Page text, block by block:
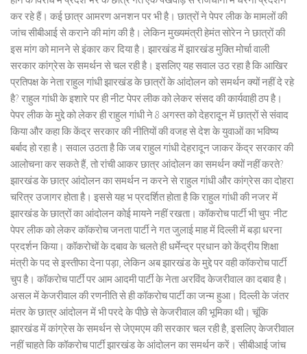
कर रहे हैं। कई छात्र आमरण अनशन पर भी है। छात्रों ने पेपर लीक के मामलों की
जांच सीबीआई से कराने की मांग की है। लेकिन मुख्यमंत्री हेमंत सोरेन ने छात्रों की
इस मांग को मानने से इंकार कर दिया है। झारखंड में झारखंड मुक्ति मोर्चा वाली
सरकार कांग्रेस के समर्थन से चल रही है। इसलिए यह सवाल उठ रहा है कि आखिर
प्रतिपक्ष के नेता राहुल गांधी झारखंड के छात्रों के आंदोलन को समर्थन क्यों नहीं दे रहे
है? राहुल गांधी के इशारे पर ही नीट पेपर लीक को लेकर संसद की कार्यवाही ठप है।
पेपर लीक के मुद्दे को लेकर ही राहुल गांधी ने 8 अगस्त को देहरादून में छात्रों से संवाद
किया और कहा कि केंद्र सरकार की नीतियों की वजह से देश के युवाओं का भविष्य
बर्बाद हो रहा है। सवाल उठता है कि जब राहुल गांधी देहरादून जाकर केंद्र सरकार की
आलोचना कर सकते हैं, तो रांची आकर छात्र आंदोलन का समर्थन क्यों नहीं करते?
झारखंड के छात्र आंदोलन का समर्थन न करने से राहुल गांधी और कांग्रेस का दोहरा
चरित्र उजागर होता है। इससे यह भ प्रदर्शित होता है कि राहुल गांधी की नजर में
झारखंड के छात्रों का आंदोलन कोई मायने नहीं रखता। कॉकरोच पार्टी भी चुप: नीट
पेपर लीक को लेकर कॉकरोच जनता पार्टी ने गत जुलाई माह में दिल्ली में बड़ा धरना
प्रदर्शन किया। कॉकरोचों के दबाव के चलते ही धर्मेन्द्र प्रधान को केंद्रीय शिक्षा
मंत्री के पद से इस्तीफा देना पड़ा, लेकिन अब झारखंड के मुद्दे पर वही कॉकरोच पार्टी
चुप है। कॉकरोच पार्टी पर आम आदमी पार्टी के नेता अरविंद केजरीवाल का दबाव है।
असल में केजरीवाल की रणनीति से ही कॉकरोच पार्टी का जन्म हुआ। दिल्ली के जंतर
मंतर के छात्र आंदोलन में भी परदे के पीछे से केजरीवाल की भूमिका थी। चूंकि
झारखंड में कांग्रेस के समर्थन से जेएमएम की सरकार चल रही है, इसलिए केजरीवाल
नहीं चाहते कि कॉकरोच पार्टी झारखंड के आंदोलन का समर्थन करें। सीबीआई जांच